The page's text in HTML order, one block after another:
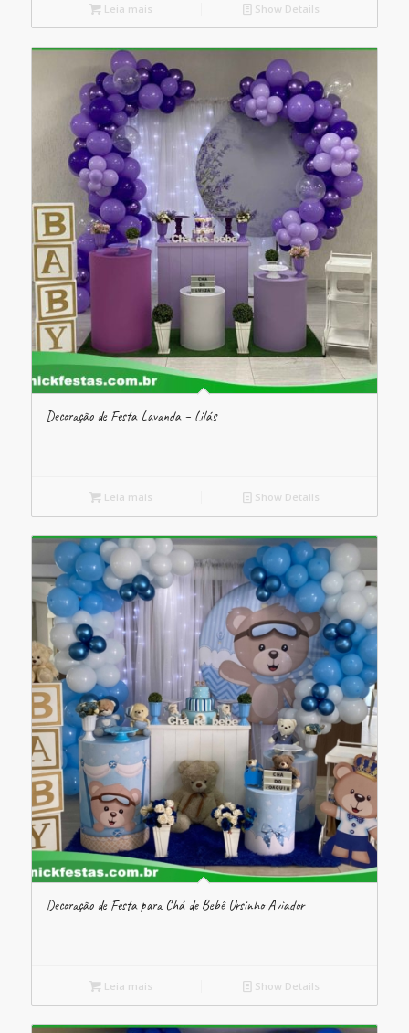
Leia mais Show Details
Decoração de Festa Lavanda – Lilás
Leia mais Show Details
Decoração de Festa para Chá de Bebê Ursinho Aviador
Leia mais Show Details